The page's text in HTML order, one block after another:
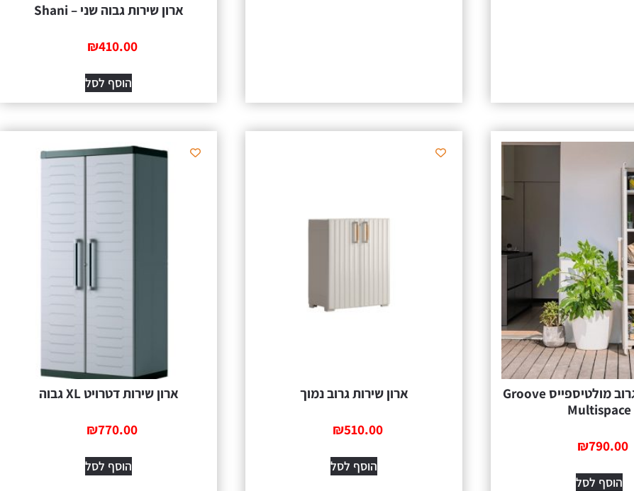
ארון שירות גבוה שני – Shani
₪410.00
הוסף לסל
ארון שירות גרוב מולטיספייס Groove
Multispace
₪790.00
הוסף לסל
ארון שירות גרוב נמוך
₪510.00
הוסף לסל
ארון שירות דטרויט XL גבוה
₪770.00
הוסף לסל